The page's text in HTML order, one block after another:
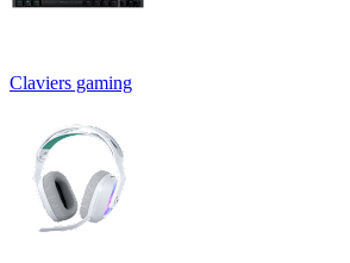
Claviers gaming